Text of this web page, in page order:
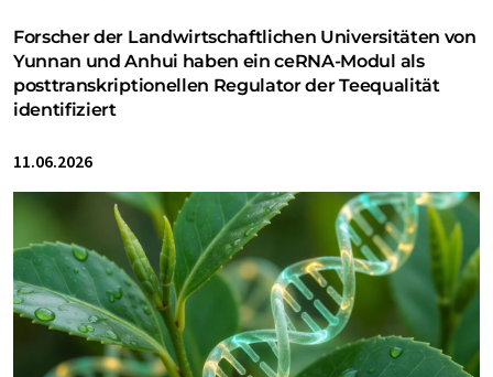
Forscher der Landwirtschaftlichen Universitäten von
Yunnan und Anhui haben ein ceRNA-Modul als
posttranskriptionellen Regulator der Teequalität
identifiziert
11.06.2026